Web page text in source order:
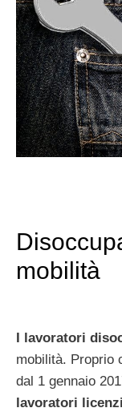
mobilità
I lavoratori
mobilità. Proprio
dal 1 gennaio
lavoratori